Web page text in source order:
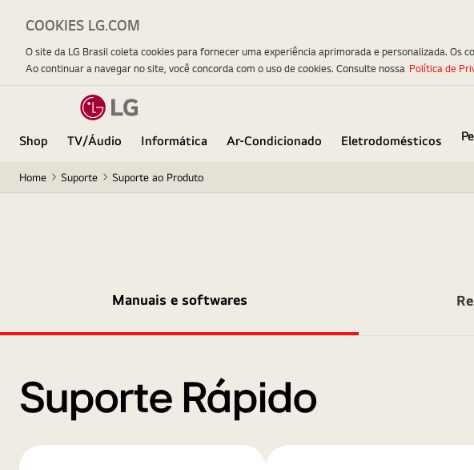
Shop TV/Áudio Informática Ar-Condicionado Eletrodomésticos
Home Suporte Suporte ao Produto
Manuais e softwares
Suporte Rápido
COOKIES LG.COM
O site da LG Brasil coleta cookies para fornecer uma experiência aprimorada e personalizada.
Ao continuar a navegar no site, você concorda com o uso de cookies. Consulte nossa Política de